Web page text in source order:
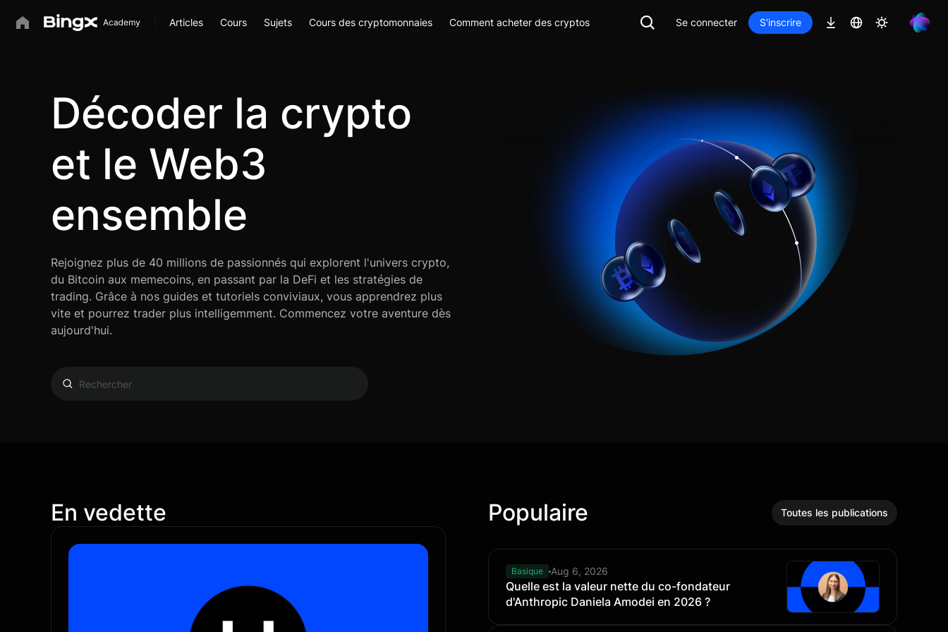
Articles Cours Sujets Cours des cryptomonnaies Comment acheter des cryptos Se connecter S'inscrire
Décoder la crypto
et le Web3
ensemble
Rejoignez plus de 40 millions de passionnés qui explorent l'univers crypto,
du Bitcoin aux memecoins, en passant par la DeFi et les stratégies de
trading. Grâce à nos guides et tutoriels conviviaux, vous apprendrez plus
vite et pourrez trader plus intelligemment. Commencez votre aventure dès
aujourd'hui.
En vedette Populaire Toutes les publications
Basique Aug 6, 2026
Quelle est la valeur nette du co-fondateur
d'Anthropic Daniela Amodei en 2026 ?